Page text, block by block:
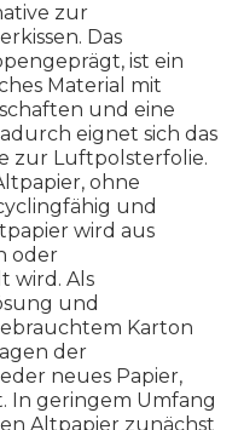
zur
Das
ist ein
Material mit
und eine
eignet sich das
zur Luftpolsterfolie.
ohne
und
wird aus
oder
wird. Als
und
Karton
der
neues Papier,
In geringem Umfang
Altpapier zunächst